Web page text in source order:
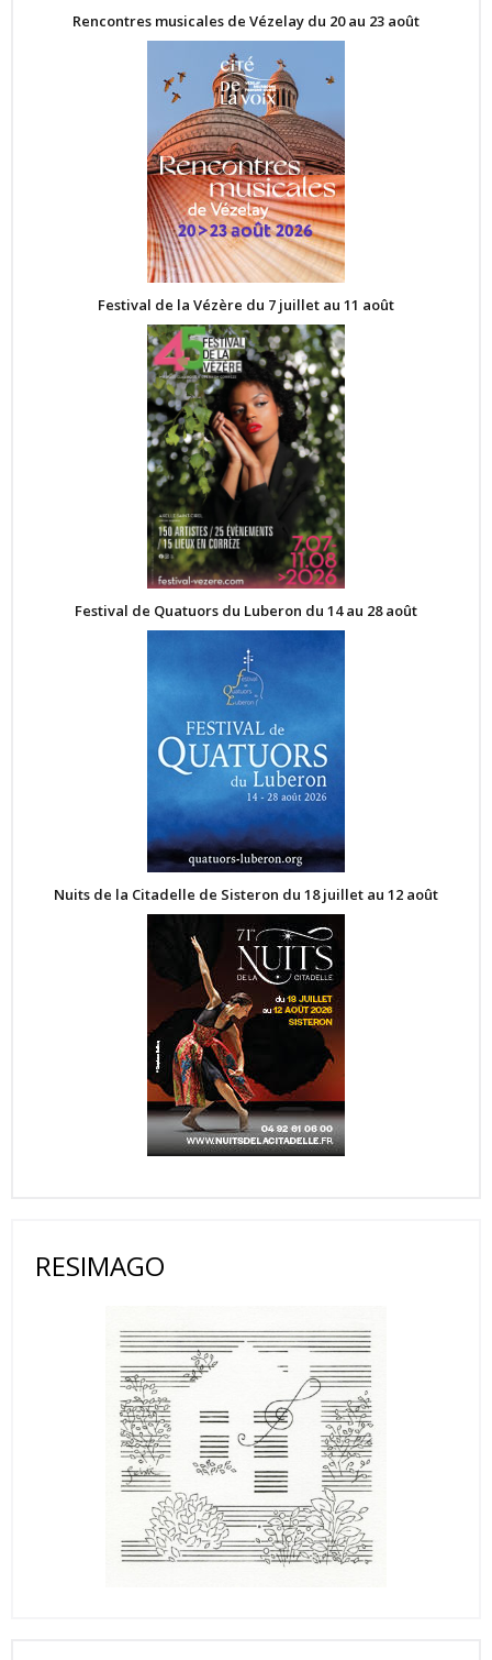
Rencontres musicales de Vézelay du 20 au 23 août
Festival de la Vézère du 7 juillet au 11 août
Festival de Quatuors du Luberon du 14 au 28 août
Nuits de la Citadelle de Sisteron du 18 juillet au 12 août
RESIMAGO